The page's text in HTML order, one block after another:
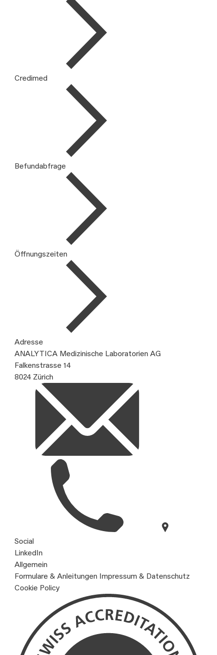
Credimed
Befundabfrage
Öffnungszeiten
Adresse
ANALYTICA Medizinische Laboratorien AG
Falkenstrasse 14
8024 Zürich
Social
LinkedIn
Allgemein
Formulare & Anleitungen Impressum & Datenschutz
Cookie Policy